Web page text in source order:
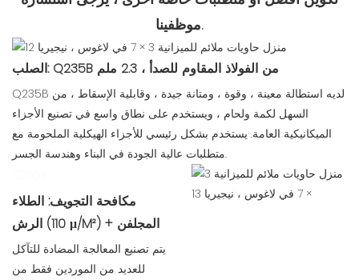
موظفينا.
الصلب: Q235B من الفولاذ المقاوم للصدأ ، 2.3 ملم
Q235B لديه استطالة معينة ، وقوة ، ومتانة جيدة ، وقابلية الإسقاط ، من
السهل لكمة ولحام ، ويستخدم على نطاق واسع في تصنيع الأجزاء
الميكانيكية العامة. يستخدم بشكل رئيسي للأجزاء الهيكلية الملحومة مع
متطلبات عالية الجودة في البناء وهندسة الجسر.
مكافحة التجويف: الطلاء
الرش (110 μ/M²) + المجلفن
يتم تصنيع المعالجة المضادة للتآكل
للعديد من الموردين فقط من